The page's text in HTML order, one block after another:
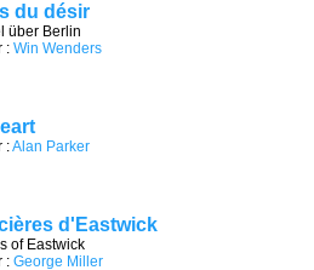
du désir
über Berlin
: Win Wenders
:Alan Parker
d'Eastwick
of Eastwick
: George Miller